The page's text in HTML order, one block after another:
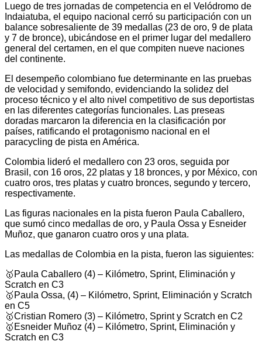
Luego de tres jornadas de competencia en el Velódromo de
Indaiatuba, el equipo nacional cerró su participación con un
balance sobresaliente de 39 medallas (23 de oro, 9 de plata
y 7 de bronce), ubicándose en el primer lugar del medallero
general del certamen, en el que compiten nueve naciones
del continente.
El desempeño colombiano fue determinante en las pruebas
de velocidad y semifondo, evidenciando la solidez del
proceso técnico y el alto nivel competitivo de sus deportistas
en las diferentes categorías funcionales. Las preseas
doradas marcaron la diferencia en la clasificación por
países, ratificando el protagonismo nacional en el
paracycling de pista en América.
Colombia lideró el medallero con 23 oros, seguida por
Brasil, con 16 oros, 22 platas y 18 bronces, y por México, con
cuatro oros, tres platas y cuatro bronces, segundo y tercero,
respectivamente.
Las figuras nacionales en la pista fueron Paula Caballero,
que sumó cinco medallas de oro, y Paula Ossa y Esneider
Muñoz, que ganaron cuatro oros y una plata.
Las medallas de Colombia en la pista, fueron las siguientes:
🥇Paula Caballero (4) – Kilómetro, Sprint, Eliminación y
Scratch en C3
🥇Paula Ossa, (4) – Kilómetro, Sprint, Eliminación y Scratch
en C5
🥇Cristian Romero (3) – Kilómetro, Sprint y Scratch en C2
🥇Esneider Muñoz (4) – Kilómetro, Sprint, Eliminación y
Scratch en C3